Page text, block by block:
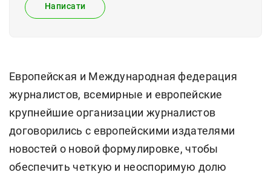
Написати
Европейская и Международная федерация
журналистов, всемирные и европейские
крупнейшие организации журналистов
договорились с европейскими издателями
новостей о новой формулировке, чтобы
обеспечить четкую и неоспоримую долю